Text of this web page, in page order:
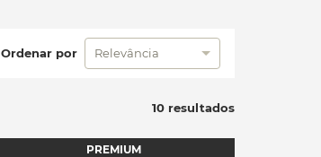
Ordenar por Relevância
10 resultados
PREMIUM